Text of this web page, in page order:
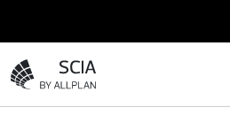
Přejít na domovskou stránku
Search